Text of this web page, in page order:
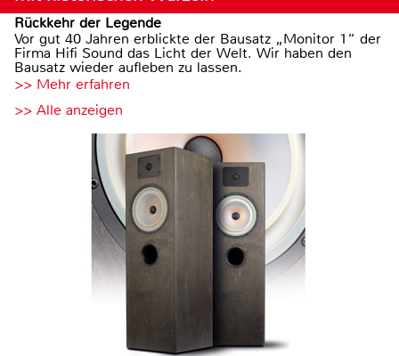
Rückkehr der Legende
Vor gut 40 Jahren erblickte der Bausatz „Monitor 1“ der
Firma Hifi Sound das Licht der Welt. Wir haben den
Bausatz wieder aufleben zu lassen.
>> Mehr erfahren
>> Alle anzeigen